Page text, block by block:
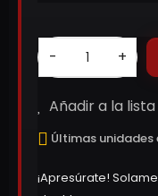
- +
Añadir a la
Últimas unidades
¡Apresúrate!